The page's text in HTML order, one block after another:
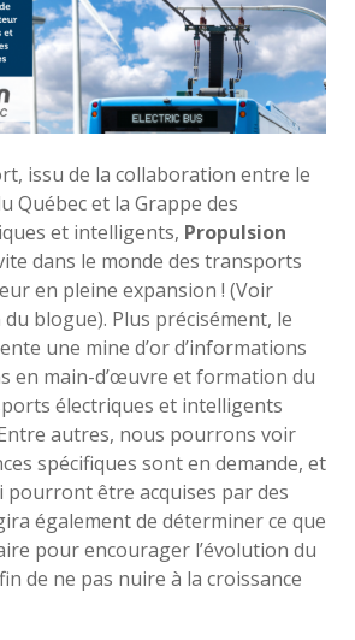
issu de la collaboration entre le
Québec et la Grappe des
et intelligents, Propulsion
dans le monde des transports
en pleine expansion ! (Voir
du blogue). Plus précisément, le
une mine d’or d’informations
en main-d’œuvre et formation du
électriques et intelligents
autres, nous pourrons voir
spécifiques sont en demande, et
pourront être acquises par des
également de déterminer ce que
pour encourager l’évolution du
de ne pas nuire à la croissance